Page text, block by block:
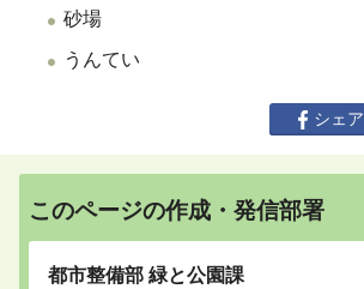
砂場
うんてい
シェア
このページの作成・発信部署
都市整備部 緑と公園課